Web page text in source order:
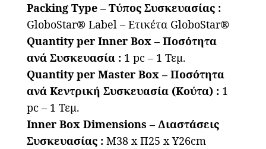
Packing Type – Τύπος Συσκευασίας :
GloboStar® Label – Ετικέτα GloboStar®
Quantity per Inner Box – Ποσότητα
ανά Συσκευασία : 1 pc – 1 Τεμ.
Quantity per Master Box – Ποσότητα
ανά Κεντρική Συσκευασία (Κούτα) : 1
pc – 1 Τεμ.
Inner Box Dimensions – Διαστάσεις
Συσκευασίας : Μ38 x Π25 x Υ26cm